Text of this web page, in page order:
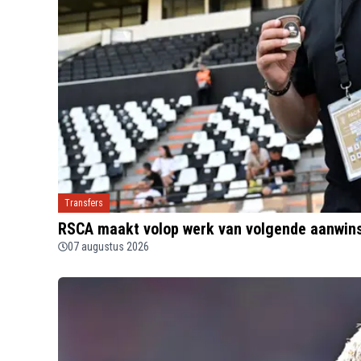
Transfers
RSCA maakt volop werk van volgende
07 augustus 2026